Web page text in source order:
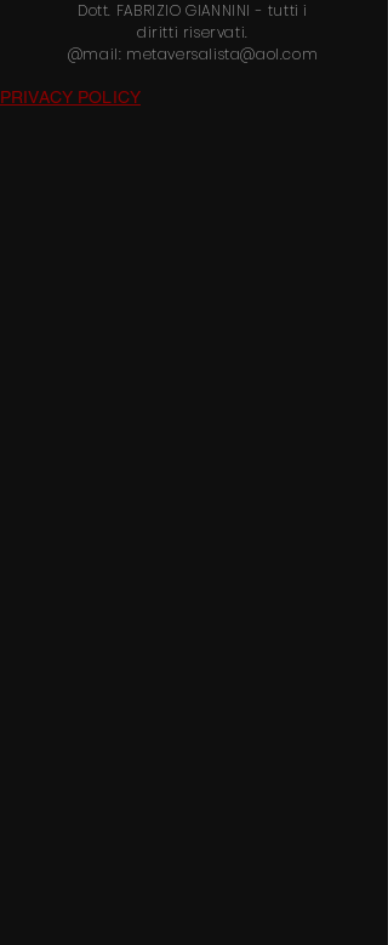
Dott. FABRIZIO GIANNINI - tutti i
diritti riservati.
@mail: metaversalista@aol.com
PRIVACY POLICY